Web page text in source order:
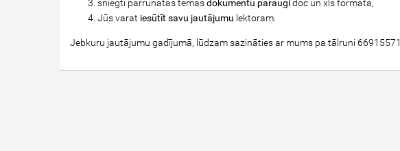
sniegti pārrunātās tēmasdokumentu paraugidoc un xls formātā,
Jūs varat iesūtīt savu jautājumu lektoram.
Jebkuru jautājumu gadījumā, lūdzam sazināties ar mums pa tālruni 66915571